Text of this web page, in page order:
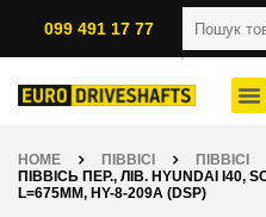
099 491 17 77
HOME ПІВВІСІ
ПІВВІСІ
ПІВВІСЬ ПЕР., ЛІВ. HYUNDAI I40,
L=675ММ, HY-8-209A (DSP)